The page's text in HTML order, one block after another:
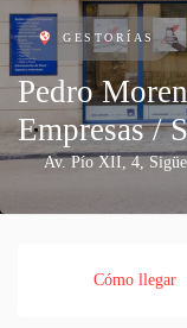
GESTORÍAS
Pedro
Empresas /
Av. Pío XII, 4,
Cómo llegar